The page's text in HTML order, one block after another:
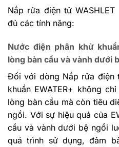
Nắp rửa điện tử
đủ các tính năng:
Nước điện phân khử
lòng bàn cầu và vành dưới
Đối với dòng Nắp rửa điện
khuẩn EWATER+ không
lòng bàn cầu mà còn tiêu
ngồi. Với sự hiệu quả của
cầu và vành dưới bệ ngồi
quá trình sử dụng, đảm